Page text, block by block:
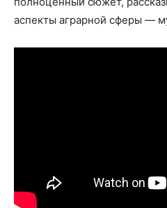
аспекты аграрной сферы —